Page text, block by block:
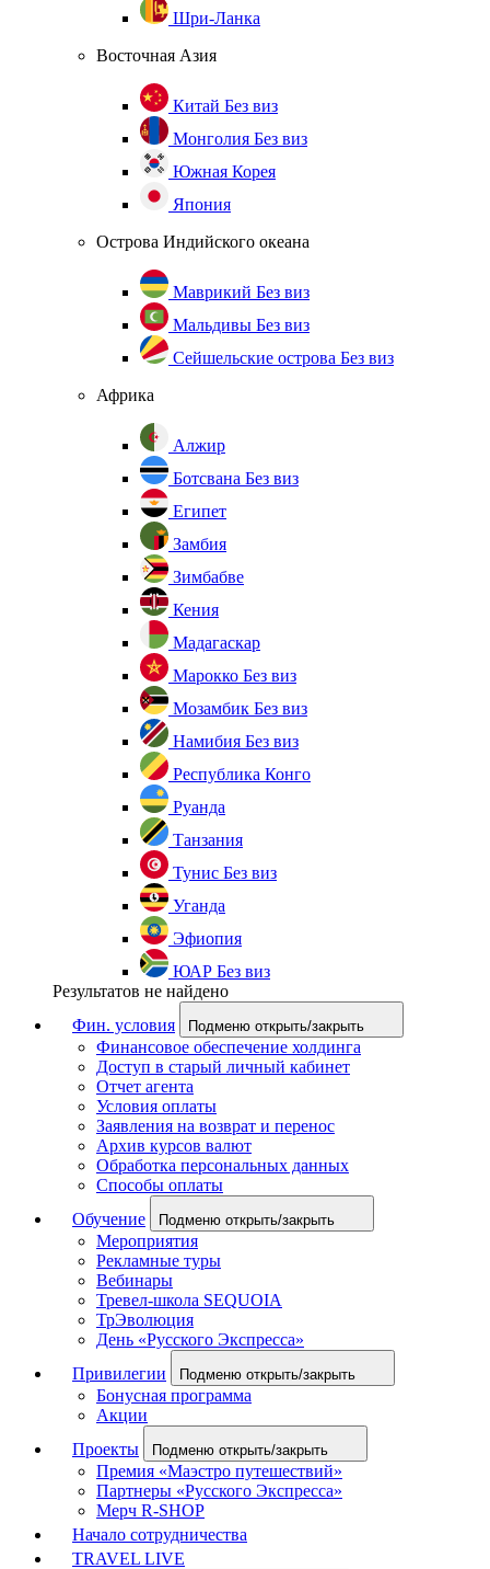
Шри-Ланка
Восточная Азия
Китай Без виз
Монголия Без виз
Южная Корея
Япония
Острова Индийского океана
Маврикий Без виз
Мальдивы Без виз
Сейшельские острова Без виз
Африка
Алжир
Ботсвана Без виз
Египет
Замбия
Зимбабве
Кения
Мадагаскар
Марокко Без виз
Мозамбик Без виз
Намибия Без виз
Республика Конго
Руанда
Танзания
Тунис Без виз
Уганда
Эфиопия
ЮАР Без виз
Результатов не найдено
Фин. условия
Подменю открыть/закрыть
Финансовое обеспечение холдинга
Доступ в старый личный кабинет
Отчет агента
Условия оплаты
Заявления на возврат и перенос
Архив курсов валют
Обработка персональных данных
Способы оплаты
Обучение
Подменю открыть/закрыть
Мероприятия
Рекламные туры
Вебинары
Тревел-школа SEQUOIA
ТрЭволюция
День «Русского Экспресса»
Привилегии
Подменю открыть/закрыть
Бонусная программа
Акции
Проекты
Подменю открыть/закрыть
Премия «Маэстро путешествий»
Партнеры «Русского Экспресса»
Мерч R-SHOP
Начало сотрудничества
TRAVEL LIVE